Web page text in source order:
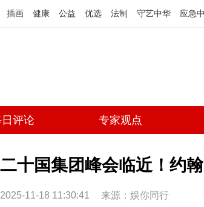
插画 健康 公益 优选 法制 守艺中华 应急
评论 专家观点
二十国集团峰会临近！约
2025-11-18 11:30:41 来源： 娱你同行